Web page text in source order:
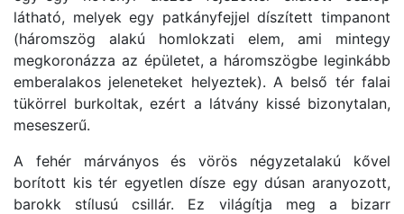
látható, melyek egy patkányfejjel díszített timpanont
(háromszög alakú homlokzati elem, ami mintegy
megkoronázza az épületet, a háromszögbe leginkább
emberalakos jeleneteket helyeztek). A belső tér falai
tükörrel burkoltak, ezért a látvány kissé bizonytalan,
meseszerű.
A fehér márványos és vörös négyzetalakú kővel
borított kis tér egyetlen dísze egy dúsan aranyozott,
barokk stílusú csillár. Ez világítja meg a bizarr